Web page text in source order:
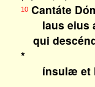
10Cantáte
laus eius
qui
*
ínsulæ et